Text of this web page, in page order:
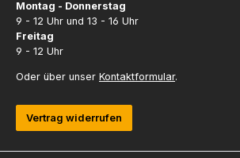
Montag - Donnerstag
9 - 12 Uhr und 13 - 16 Uhr
Freitag
9 - 12 Uhr
Oder über unser Kontaktformular.
Vertrag widerrufen